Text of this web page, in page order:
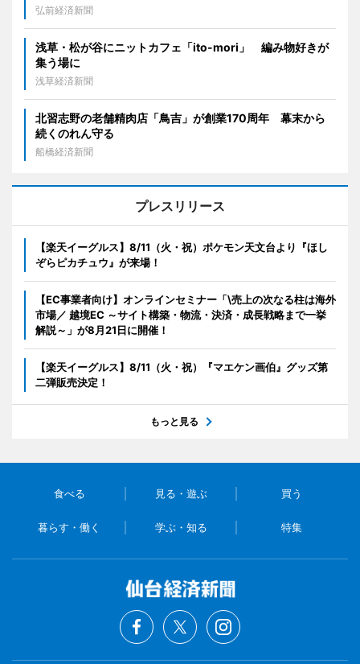
弘前経済新聞
浅草・松が谷にニットカフェ「ito-mori」 編み物好きが
集う場に
浅草経済新聞
北習志野の老舗精肉店「鳥吉」が創業170周年 幕末から
続くのれん守る
船橋経済新聞
プレスリリース
【楽天イーグルス】8/11（火・祝）ポケモン天文台より『ほし
ぞらピカチュウ』が来場！
【EC事業者向け】オンラインセミナー「\売上の次なる柱は海外
市場／ 越境EC ～サイト構築・物流・決済・成長戦略まで一挙
解説～」が8月21日に開催！
【楽天イーグルス】8/11（火・祝）『マエケン画伯』グッズ第
二弾販売決定！
もっと見る
食べる 見る・遊ぶ 買う
暮らす・働く 学ぶ・知る 特集